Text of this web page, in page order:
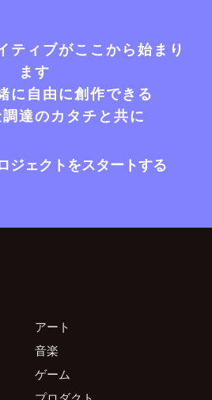
ティブがここから始まり
ます
に自由に創作できる
達のカタチと共に
ジェクトをスタートする
アート
音楽
ゲーム